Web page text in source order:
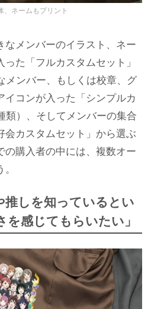
、ネームもプリント
メンバーのイラスト、ネー
た「フルカスタムセット」
メンバー、もしくは校章、グ
イコンが入った「シンプルカ
類）、そしてメンバーの集合
会カスタムセット」から選ぶ
の購入者の中には、複数オー
推しを知っているとい
を感じてもらいたい」